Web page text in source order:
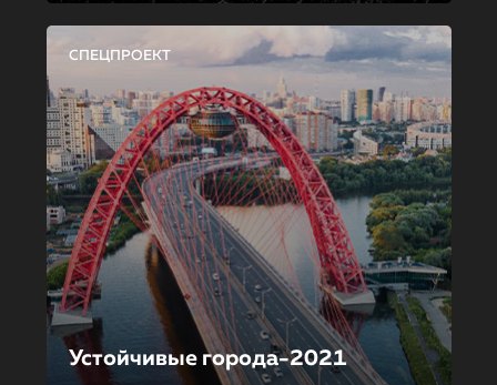
СПЕЦПРОЕКТ
Устойчивые города-2021